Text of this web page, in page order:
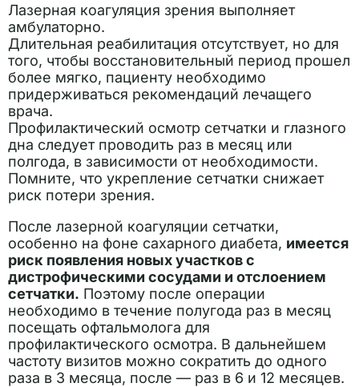
Лазерная коагуляция зрения выполняет
амбулаторно.
Длительная реабилитация отсутствует, но для
того, чтобы восстановительный период прошел
более мягко, пациенту необходимо
придерживаться рекомендаций лечащего
врача.
Профилактический осмотр сетчатки и глазного
дна следует проводить раз в месяц или
полгода, в зависимости от необходимости.
Помните, что укрепление сетчатки снижает
риск потери зрения.
После лазерной коагуляции сетчатки,
особенно на фоне сахарного диабета, имеется
риск появления новых участков с
дистрофическими сосудами и отслоением
сетчатки. Поэтому после операции
необходимо в течение полугода раз в месяц
посещать офтальмолога для
профилактического осмотра. В дальнейшем
частоту визитов можно сократить до одного
раза в 3 месяца, после — раз в 6 и 12 месяцев.